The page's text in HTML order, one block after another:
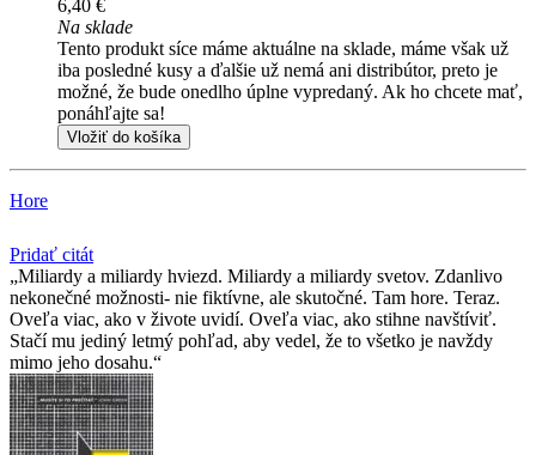
6,40 €
Na sklade
Tento produkt síce máme aktuálne na sklade, máme však už
iba posledné kusy a ďalšie už nemá ani distribútor, preto je
možné, že bude onedlho úplne vypredaný. Ak ho chcete mať,
ponáhľajte sa!
Vložiť do košíka
Hore
Pridať citát
Miliardy a miliardy hviezd. Miliardy a miliardy svetov. Zdanlivo
nekonečné možnosti- nie fiktívne, ale skutočné. Tam hore. Teraz.
Oveľa viac, ako v živote uvidí. Oveľa viac, ako stihne navštíviť.
Stačí mu jediný letmý pohľad, aby vedel, že to všetko je navždy
mimo jeho dosahu.